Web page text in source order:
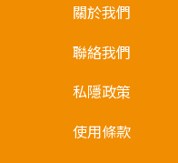
關於我們
聯絡我們
私隱政策
使用條款